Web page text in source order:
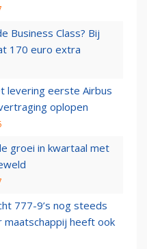
Business Class? Bij
170 euro extra
levering eerste Airbus
oplopen
groei in kwartaal met
777-9’s nog steeds
maatschappij heeft ook